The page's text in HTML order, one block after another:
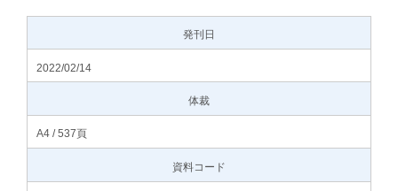
発刊日
2022/02/14
体裁
A4 / 537頁
資料コード